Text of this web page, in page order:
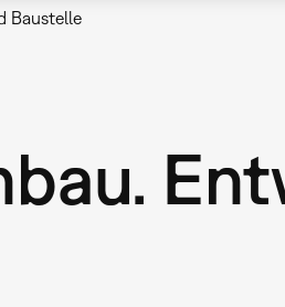
Baustelle